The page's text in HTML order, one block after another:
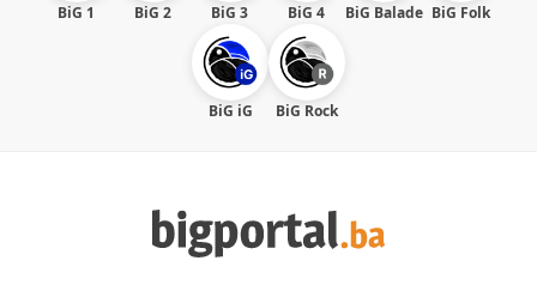
BiG 1 BiG 2 BiG 3 BiG 4 BiG Balade BiG Folk
BiG iG BiG Rock